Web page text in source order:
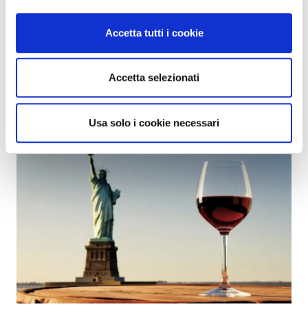
Accetta tutti i cookie
Accetta selezionati
Usa solo i cookie necessari
8,80 euro/litro e price point al dettaglio variabile da
13 fino a 30 dollari la bottiglia), non sarebbe
ovviamente in grado di assorbire travasi “epocali” di
referenze provenienti dal basso.
A cura dell’Ufficio stampa Unione italiana Vini